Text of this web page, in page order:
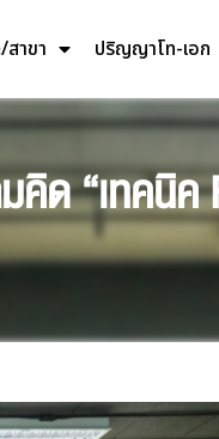
าขา ปริญญาโท-เอก
ด “เทคนิค